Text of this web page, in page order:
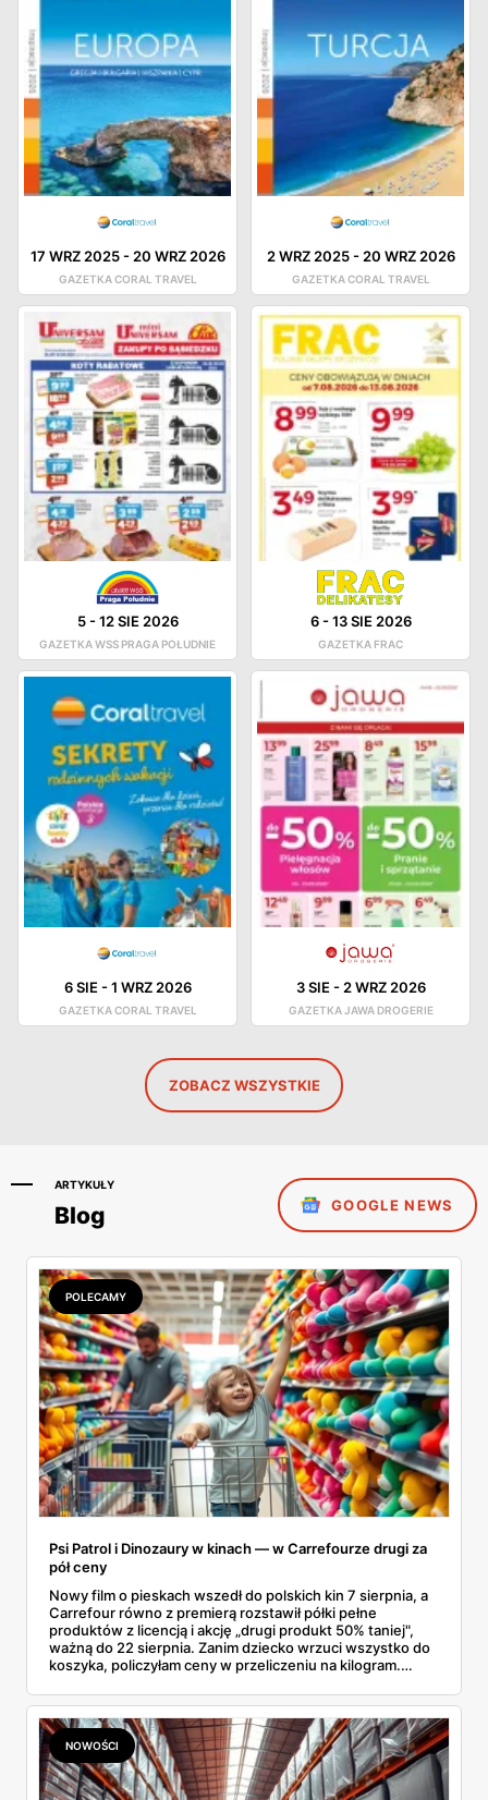
17 WRZ 2025- 20 WRZ 2026
GAZETKA CORAL TRAVEL
2 WRZ 2025- 20 WRZ 2026
GAZETKA CORAL TRAVEL
5-12 SIE 2026
GAZETKA WSS PRAGA POŁUDNIE
6-13 SIE 2026
GAZETKA FRAC
6 SIE -1 WRZ 2026
GAZETKA CORAL TRAVEL
3 SIE - 2 WRZ 2026
GAZETKA JAWA DROGERIE
ZOBACZ WSZYSTKIE
ARTYKUŁY
Blog GOOGLE NEWS
POLECAMY
Psi Patrol i Dinozaury w kinach — w Carrefourze drugi za
pół ceny
Nowy film o pieskach wszedł do polskich kin 7 sierpnia, a
Carrefour równo z premierą rozstawił półki pełne
produktów z licencją i akcję „drugi produkt 50% taniej",
ważną do 22 sierpnia. Zanim dziecko wrzuci wszystko do
koszyka, policzyłam ceny w przeliczeniu na kilogram.
prawie 140 zł za kilogram, ale lody do mrożenia i rurki
waflowe bronią się nawet bez rabatu.
NOWOŚCI